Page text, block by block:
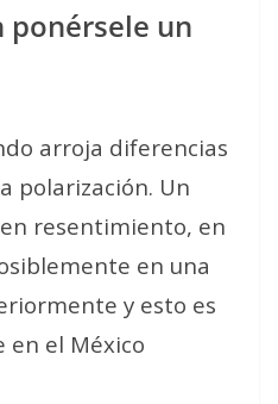
ponérsele un
arroja diferencias
polarización. Un
resentimiento, en
en una
y esto es
en el México